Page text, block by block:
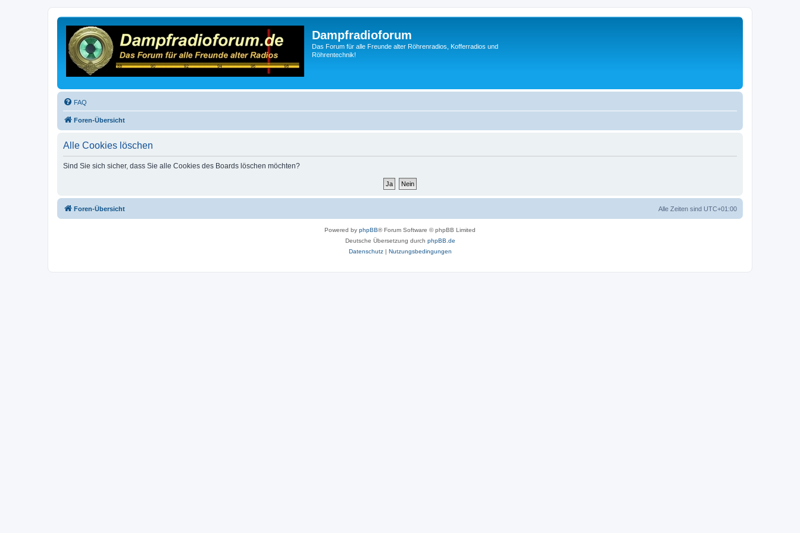
Dampfradioforum
Das Forum für alle Freunde alter Röhrenradios, Kofferradios und
Röhrentechnik!
FAQ
Foren-Übersicht
Alle Cookies löschen
Sind Sie sich sicher, dass Sie alle Cookies des Boards löschen möchten?
Foren-Übersicht Alle Zeiten sind UTC+01:00
Powered by phpBB® Forum Software © phpBB Limited
Deutsche Übersetzung durch phpBB.de
Datenschutz| Nutzungsbedingungen